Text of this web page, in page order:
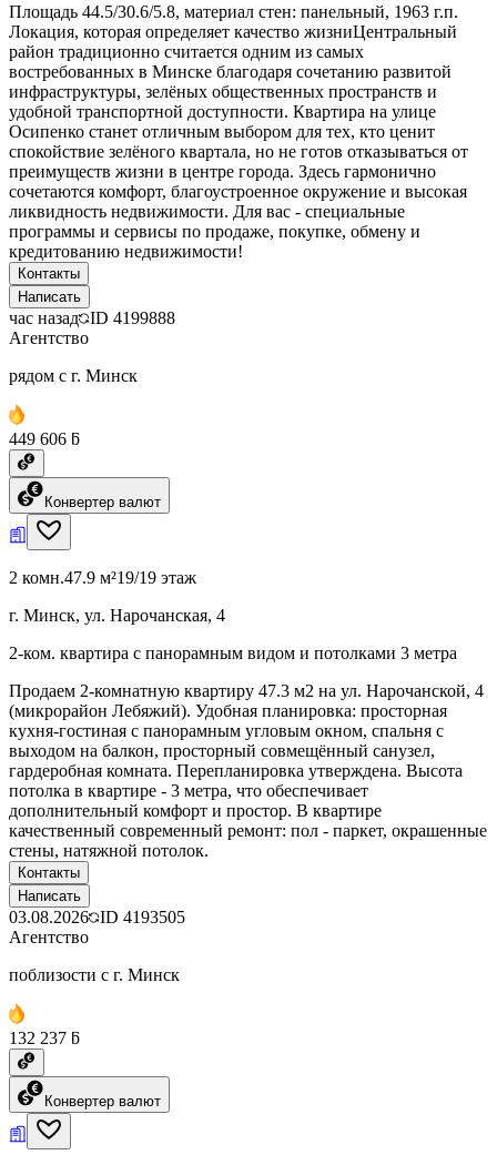
Площадь 44.5/30.6/5.8, материал стен: панельный, 1963 г.п.
Локация, которая определяет качество жизниЦентральный
район традиционно считается одним из самых
востребованных в Минске благодаря сочетанию развитой
инфраструктуры, зелёных общественных пространств и
удобной транспортной доступности. Квартира на улице
Осипенко станет отличным выбором для тех, кто ценит
спокойствие зелёного квартала, но не готов отказываться от
преимуществ жизни в центре города. Здесь гармонично
сочетаются комфорт, благоустроенное окружение и высокая
ликвидность недвижимости. Для вас - специальные
программы и сервисы по продаже, покупке, обмену и
кредитованию недвижимости!
Контакты
Написать
час назад ID 4199888
Агентство
рядом с г. Минск
449 606 ƃ
Конвертер валют
2 комн.47.9 м²19/19 этаж
г. Минск, ул. Нарочанская, 4
2-ком. квартира с панорамным видом и потолками 3 метра
Продаем 2-комнатную квартиру 47.3 м2 на ул. Нарочанской, 4
(микрорайон Лебяжий). Удобная планировка: просторная
кухня-гостиная с панорамным угловым окном, спальня с
выходом на балкон, просторный совмещённый санузел,
гардеробная комната. Перепланировка утверждена. Высота
потолка в квартире - 3 метра, что обеспечивает
дополнительный комфорт и простор. В квартире
качественный современный ремонт: пол - паркет, окрашенные
стены, натяжной потолок.
Контакты
Написать
03.08.2026 ID 4193505
Агентство
поблизости с г. Минск
132 237 ƃ
Конвертер валют